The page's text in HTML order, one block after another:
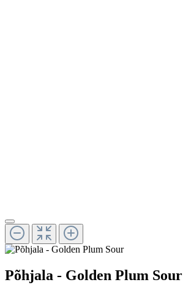
Põhjala - Golden Plum Sour